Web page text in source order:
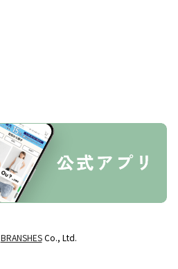
BRANSHESCo., Ltd.